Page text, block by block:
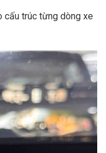
cấu trúc từng dòng xe